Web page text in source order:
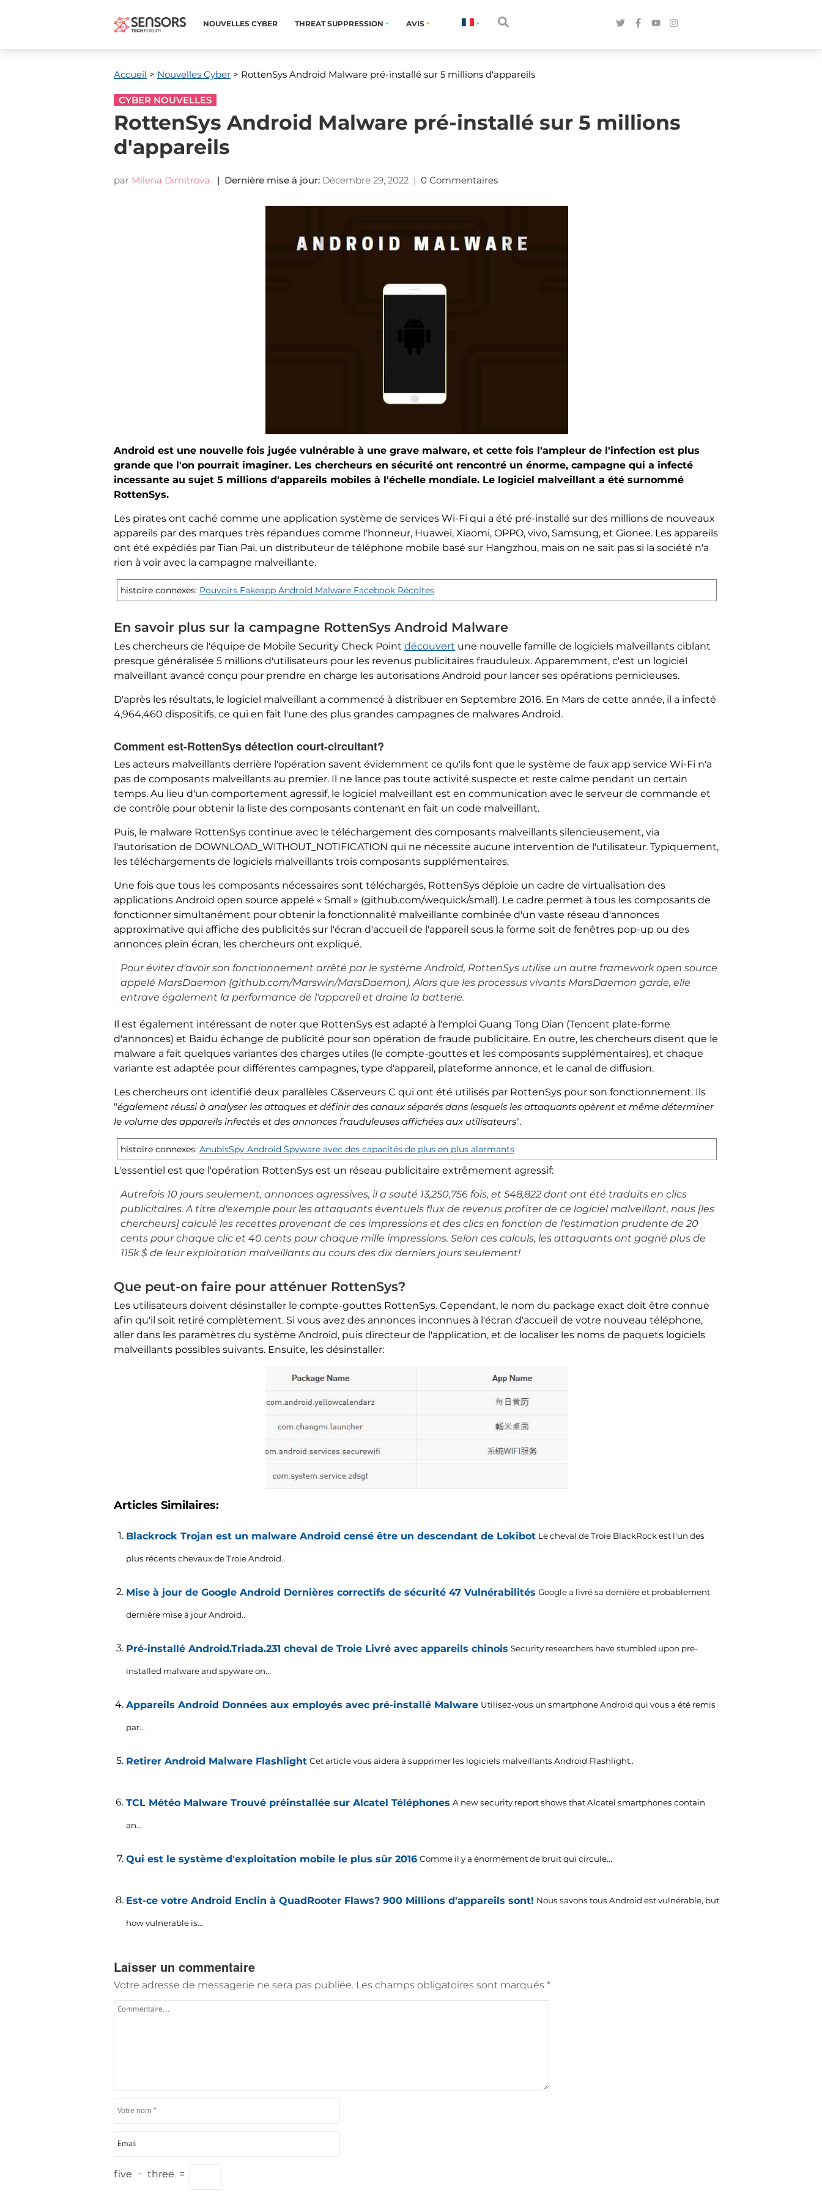
NOUVELLES CYBER THREAT SUPPRESSION AVIS
Accueil > Nouvelles Cyber > RottenSys Android Malware pré-installé sur 5 millions d'appareils
CYBER NOUVELLES
RottenSys Android Malware pré-installé sur 5 millions
d'appareils
par Milena Dimitrova | Dernière mise à jour: Décembre 29, 2022 | 0 Commentaires
Android est une nouvelle fois jugée vulnérable à une grave malware, et cette fois l'ampleur de l'infection est plus
grande que l'on pourrait imaginer. Les chercheurs en sécurité ont rencontré un énorme, campagne qui a infecté
incessante au sujet 5 millions d'appareils mobiles à l'échelle mondiale. Le logiciel malveillant a été surnommé
RottenSys.
Les pirates ont caché comme une application système de services Wi-Fi qui a été pré-installé sur des millions de nouveaux
appareils par des marques très répandues comme l'honneur, Huawei, Xiaomi, OPPO, vivo, Samsung, et Gionee. Les appareils
ont été expédiés par Tian Pai, un distributeur de téléphone mobile basé sur Hangzhou, mais on ne sait pas si la société n'a
rien à voir avec la campagne malveillante.
histoire connexes: Pouvoirs Fakeapp Android Malware Facebook Récoltes
En savoir plus sur la campagne RottenSys Android Malware
Les chercheurs de l'équipe de Mobile Security Check Point découvert une nouvelle famille de logiciels malveillants ciblant
presque généralisée 5 millions d'utilisateurs pour les revenus publicitaires frauduleux. Apparemment, c'est un logiciel
malveillant avancé conçu pour prendre en charge les autorisations Android pour lancer ses opérations pernicieuses.
D'après les résultats, le logiciel malveillant a commencé à distribuer en Septembre 2016. En Mars de cette année, il a infecté
4,964,460 dispositifs, ce qui en fait l'une des plus grandes campagnes de malwares Android.
Comment est-RottenSys détection court-circuitant?
Les acteurs malveillants derrière l'opération savent évidemment ce qu'ils font que le système de faux app service Wi-Fi n'a
pas de composants malveillants au premier. Il ne lance pas toute activité suspecte et reste calme pendant un certain
temps. Au lieu d'un comportement agressif, le logiciel malveillant est en communication avec le serveur de commande et
de contrôle pour obtenir la liste des composants contenant en fait un code malveillant.
Puis, le malware RottenSys continue avec le téléchargement des composants malveillants silencieusement, via
l'autorisation de DOWNLOAD_WITHOUT_NOTIFICATION qui ne nécessite aucune intervention de l'utilisateur. Typiquement,
les téléchargements de logiciels malveillants trois composants supplémentaires.
Une fois que tous les composants nécessaires sont téléchargés, RottenSys déploie un cadre de virtualisation des
applications Android open source appelé « Small » (github.com/wequick/small). Le cadre permet à tous les composants de
fonctionner simultanément pour obtenir la fonctionnalité malveillante combinée d'un vaste réseau d'annonces
approximative qui affiche des publicités sur l'écran d'accueil de l'appareil sous la forme soit de fenêtres pop-up ou des
annonces plein écran, les chercheurs ont expliqué.
Pour éviter d'avoir son fonctionnement arrêté par le système Android, RottenSys utilise un autre framework open source
appelé MarsDaemon (github.com/Marswin/MarsDaemon). Alors que les processus vivants MarsDaemon garde, elle
entrave également la performance de l'appareil et draine la batterie.
Il est également intéressant de noter que RottenSys est adapté à l'emploi Guang Tong Dian (Tencent plate-forme
d'annonces) et Baidu échange de publicité pour son opération de fraude publicitaire. En outre, les chercheurs disent que le
malware a fait quelques variantes des charges utiles (le compte-gouttes et les composants supplémentaires), et chaque
variante est adaptée pour différentes campagnes, type d'appareil, plateforme annonce, et le canal de diffusion.
Les chercheurs ont identifié deux parallèles C&serveurs C qui ont été utilisés par RottenSys pour son fonctionnement. Ils
"également réussi à analyser les attaques et définir des canaux séparés dans lesquels les attaquants opèrent et même déterminer
le volume des appareils infectés et des annonces frauduleuses affichées aux utilisateurs".
histoire connexes: AnubisSpy Android Spyware avec des capacités de plus en plus alarmants
L'essentiel est que l'opération RottenSys est un réseau publicitaire extrêmement agressif:
Autrefois 10 jours seulement, annonces agressives, il a sauté 13,250,756 fois, et 548,822 dont ont été traduits en clics
publicitaires. A titre d'exemple pour les attaquants éventuels flux de revenus profiter de ce logiciel malveillant, nous [les
chercheurs] calculé les recettes provenant de ces impressions et des clics en fonction de l'estimation prudente de 20
cents pour chaque clic et 40 cents pour chaque mille impressions. Selon ces calculs, les attaquants ont gagné plus de
115k $ de leur exploitation malveillants au cours des dix derniers jours seulement!
Que peut-on faire pour atténuer RottenSys?
Les utilisateurs doivent désinstaller le compte-gouttes RottenSys. Cependant, le nom du package exact doit être connue
afin qu'il soit retiré complètement. Si vous avez des annonces inconnues à l'écran d'accueil de votre nouveau téléphone,
aller dans les paramètres du système Android, puis directeur de l'application, et de localiser les noms de paquets logiciels
malveillants possibles suivants. Ensuite, les désinstaller:
Articles Similaires:
Blackrock Trojan est un malware Android censé être un descendant de Lokibot Le cheval de Troie BlackRock est l'un des
plus récents chevaux de Troie Android..
Mise à jour de Google Android Dernières correctifs de sécurité 47 Vulnérabilités Google a livré sa dernière et probablement
dernière mise à jour Android..
Pré-installé Android.Triada.231 cheval de Troie Livré avec appareils chinois Security researchers have stumbled upon pre-
installed malware and spyware on...
Appareils Android Données aux employés avec pré-installé Malware Utilisez-vous un smartphone Android qui vous a été remis
par...
Retirer Android Malware Flashlight Cet article vous aidera à supprimer les logiciels malveillants Android Flashlight..
TCL Météo Malware Trouvé préinstallée sur Alcatel Téléphones A new security report shows that Alcatel smartphones contain
an...
Qui est le système d'exploitation mobile le plus sûr 2016 Comme il y a énormément de bruit qui circule...
Est-ce votre Android Enclin à QuadRooter Flaws? 900 Millions d'appareils sont! Nous savons tous Android est vulnérable, but
how vulnerable is...
Laisser un commentaire
Votre adresse de messagerie ne sera pas publiée. Les champs obligatoires sont marqués *
five − three =